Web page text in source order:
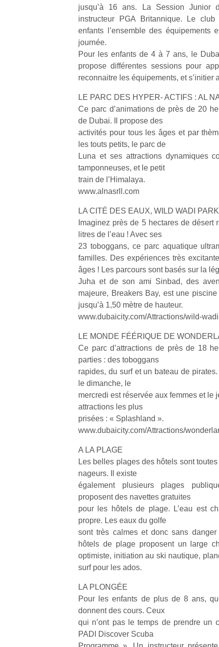
jusqu’à 16 ans. La Session Junior
instructeur PGA Britannique. Le
enfants l’ensemble des équipements
journée.
Pour les enfants de 4 à 7 ans, le
propose différentes sessions pour
reconnaitre les équipements, et s’initier
LE PARC DES HYPER- ACTIFS : AL
Ce parc d’animations de près de 20
de Dubai. Il propose des
activités pour tous les âges et par
les touts petits, le parc de
Luna et ses attractions dynamiques
tamponneuses, et le petit
train de l’Himalaya.
www.alnasrll.com
LA CITÉ DES EAUX, WILD WADI PARK
Imaginez près de 5 hectares de
litres de l’eau ! Avec ses
23 toboggans, ce parc aquatique
familles. Des expériences très
âges ! Les parcours sont basés sur la
Juha et de son ami Sinbad, des
majeure, Breakers Bay, est une
jusqu’à 1,50 mètre de hauteur.
www.dubaicity.com/Attractions/wild-
LE MONDE FÉÉRIQUE DE
Ce parc d’attractions de près de 18
parties : des toboggans
rapides, du surf et un bateau de
le dimanche, le
mercredi est réservée aux femmes et le
attractions les plus
prisées : « Splashland ».
www.dubaicity.com/Attractions/
A LA PLAGE
Les belles plages des hôtels sont
nageurs. Il existe
également plusieurs plages
proposent des navettes gratuites
pour les hôtels de plage. L’eau est
propre. Les eaux du golfe
sont très calmes et donc sans
hôtels de plage proposent un large
optimiste, initiation au ski nautique,
surf pour les ados.
LA PLONGÉE
Pour les enfants de plus de 8 ans,
donnent des cours. Ceux
qui n’ont pas le temps de prendre un
PADI Discover Scuba
…
NextGen,